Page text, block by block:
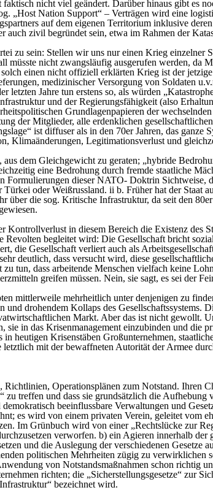
nicht viel geändert. Darüber hinaus gibt es
Nation Support“ – Verträgen wird eine
auf dem eigenen Territorium inklusive
zivil begründet sein, etwa im Rahmen der
zu sein: Stellen wir uns nur einen Krieg einzelner
nicht zwangsläufig ausgerufen werden, da
einen nicht offiziell erklärten Krieg ist der
medizinischer Versorgung von Soldaten
Jahre tun erstens so, als würden
und der Regierungsfähigkeit (also
Grundlagenpapieren der
der Mitglieder, alle erdenklichen
ist diffuser als in den 70er Jahren, das ganze
Klimaänderungen, Legitimationsverlust und
dem Gleichgewicht zu geraten; „hybride
eine Bedrohung durch fremde staatliche
Formulierungen dieser NATO- Doktrin
oder Weißrussland. ii b. Früher hat der Staat
die sog. Kritische Infrastruktur, da seit den
in diesem Bereich die Existenz des
begleitet wird: Die Gesellschaft bricht
die Gesellschaft verliert auch als
deutlich, dass versucht wird, diese
tun, dass arbeitende Menschen vielfach keine
greifen müssen. Nein, sie sagt, es sei der
mittlerweile mehrheitlich unter denjenigen zu
drohendem Kollaps des Gesellschaftssystems.
Markt. Aber das ist nicht gewollt.
in das Krisenmanagement einzubinden und
in heutigen Krisenstäben Großunternehmen,
mit der bewaffneten Autorität der Armee
Operationsplänen zum Notstand. Ihren
treffen und dass sie grundsätzlich die
beeinflussbare Verwaltungen und
es wird von einem privaten Verein, geleitet vom
Im Grünbuch wird von einer „Rechtslücke zur
verworfen. b) ein Agieren innerhalb
und die Auslegung der verschiedenen
politischen Mehrheiten zügig zu
von Notstandsmaßnahmen schon richtig
richten; die „Sicherstellungsgesetze“ zur
bezeichnet wird.